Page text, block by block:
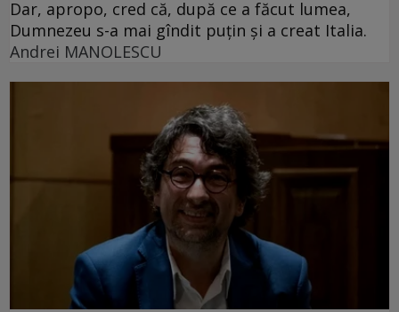
Dar, apropo, cred că, după ce a făcut lumea,
Dumnezeu s-a mai gîndit puțin și a creat Italia.
Andrei MANOLESCU